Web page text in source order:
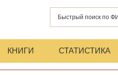
КНИГИ СТАТИСТИКА